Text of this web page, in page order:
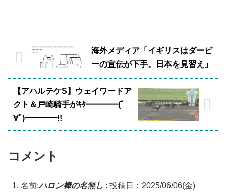
海外メディア「イギリスはダービ
ーの宣伝が下手。日本を見習え」
【アハルテケS】ウェイワードア
クト＆戸崎騎手がｷﾀ━━━━(ﾟ
∀ﾟ)━━━━!!
コメント
名前:ハロン棒の名無し : 投稿日：2025/06/06(金)